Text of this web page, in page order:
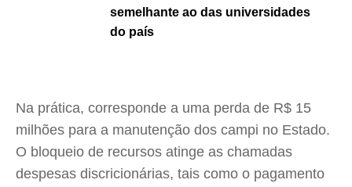
semelhante ao das universidades
do país
Na prática, corresponde a uma perda de R$ 15
milhões para a manutenção dos campi no Estado.
O bloqueio de recursos atinge as chamadas
despesas discricionárias, tais como o pagamento